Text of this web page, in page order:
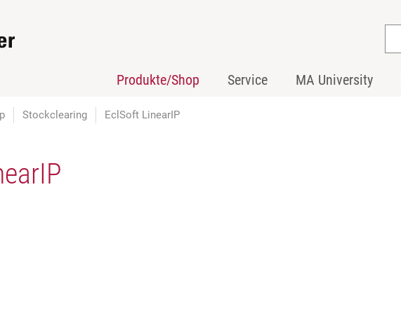
Produkte/Shop Service MA University
Stockclearing EclSoft LinearIP